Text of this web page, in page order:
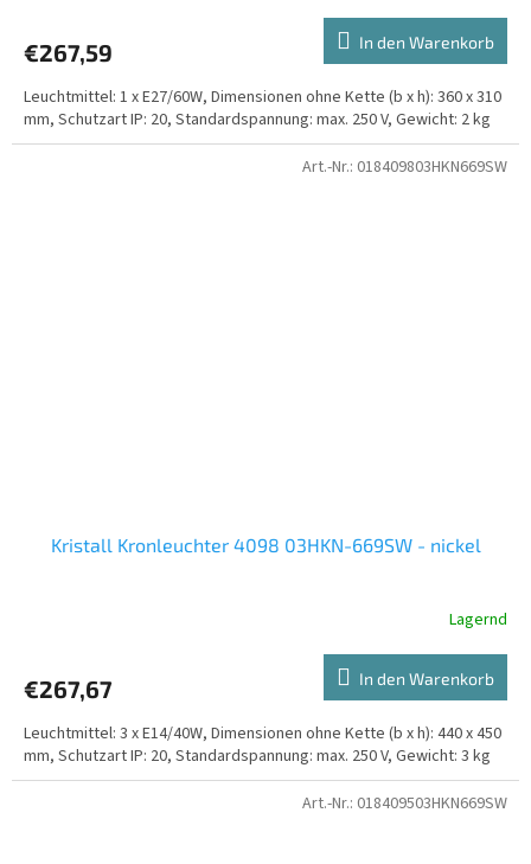
€267,59 In den Warenkorb
Leuchtmittel: 1 x E27/60W, Dimensionen ohne Kette (b x h): 360 x 310
mm, Schutzart IP: 20, Standardspannung: max. 250 V, Gewicht: 2 kg
Kristall Kronleuchter 4098 03HKN-669SW - nickel
Lagernd
€267,67 In den Warenkorb
Leuchtmittel: 3 x E14/40W, Dimensionen ohne Kette (b x h): 440 x 450
mm, Schutzart IP: 20, Standardspannung: max. 250 V, Gewicht: 3 kg
Art.-Nr.: 018409803HKN669SW
Art.-Nr.: 018409503HKN669SW